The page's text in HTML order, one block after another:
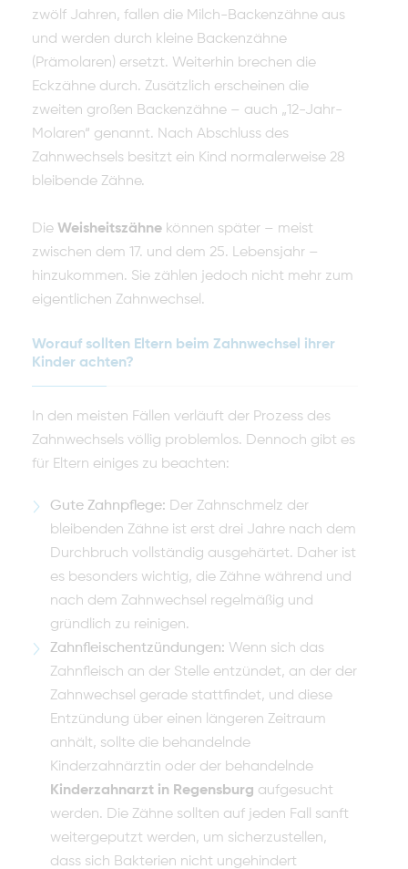
zwölf Jahren, fallen die Milch-Backenzähne aus
und werden durch kleine Backenzähne
(Prämolaren) ersetzt. Weiterhin brechen die
Eckzähne durch. Zusätzlich erscheinen die
zweiten großen Backenzähne – auch „12-Jahr-
Molaren“ genannt. Nach Abschluss des
Zahnwechsels besitzt ein Kind normalerweise 28
bleibende Zähne.
Die Weisheitszähne können später – meist
zwischen dem 17. und dem 25. Lebensjahr –
hinzukommen. Sie zählen jedoch nicht mehr zum
eigentlichen Zahnwechsel.
Worauf sollten Eltern beim Zahnwechsel ihrer
Kinder achten?
In den meisten Fällen verläuft der Prozess des
Zahnwechsels völlig problemlos. Dennoch gibt es
für Eltern einiges zu beachten:
Gute Zahnpflege: Der Zahnschmelz der
bleibenden Zähne ist erst drei Jahre nach dem
Durchbruch vollständig ausgehärtet. Daher ist
es besonders wichtig, die Zähne während und
nach dem Zahnwechsel regelmäßig und
gründlich zu reinigen.
Zahnfleischentzündungen: Wenn sich das
Zahnfleisch an der Stelle entzündet, an der der
Zahnwechsel gerade stattfindet, und diese
Entzündung über einen längeren Zeitraum
anhält, sollte die behandelnde
Kinderzahnärztin oder der behandelnde
Kinderzahnarzt in Regensburg aufgesucht
werden. Die Zähne sollten auf jeden Fall sanft
weitergeputzt werden, um sicherzustellen,
dass sich Bakterien nicht ungehindert